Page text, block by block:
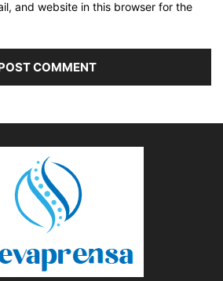
and website in this browser for the